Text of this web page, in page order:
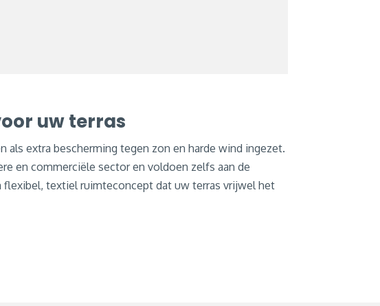
uw terras
als extra bescherming tegen zon en harde wind ingezet.
en commerciële sector en voldoen zelfs aan de
textiel ruimteconcept dat uw terras vrijwel het